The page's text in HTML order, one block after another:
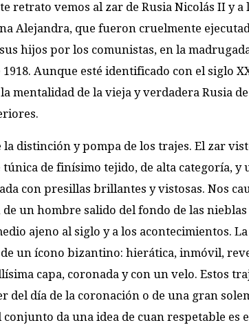
retrato vemos al zar de Rusia Nicolás II y a
Alejandra, que fueron cruelmente
hijos por los comunistas, en la
Aunque esté identificado con el siglo
mentalidad de la vieja y verdadera Rusia
la distinción y pompa de los trajes. El zar
túnica de finísimo tejido, de alta categoría, y
con presillas brillantes y vistosas. Nos
un hombre salido del fondo de las nieblas
ajeno al siglo y a los acontecimientos.
un ícono bizantino: hierática, inmóvil,
capa, coronada y con un velo. Estos
del día de la coronación o de una gran
conjunto da una idea de cuan respetable es